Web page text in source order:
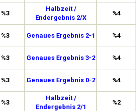
%3
%3
%3
%3
%3
Halbzeit /
Endergebnis 2/X
%4
Genaues Ergebnis 2-1 %4
Genaues Ergebnis 3-2 %4
Genaues Ergebnis 0-2 %4
Halbzeit /
Endergebnis 2/1
%2